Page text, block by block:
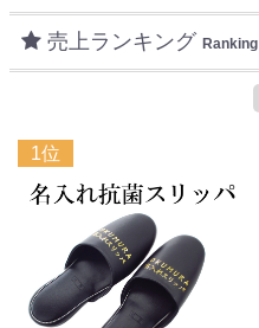
売上ランキング Ranking
1位